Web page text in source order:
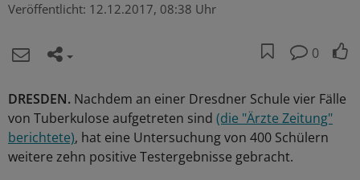
Veröffentlicht: 12.12.2017, 08:38 Uhr
0
DRESDEN. Nachdem an einer Dresdner Schule vier Fälle
von Tuberkulose aufgetreten sind (die "Ärzte Zeitung"
berichtete), hat eine Untersuchung von 400 Schülern
weitere zehn positive Testergebnisse gebracht.